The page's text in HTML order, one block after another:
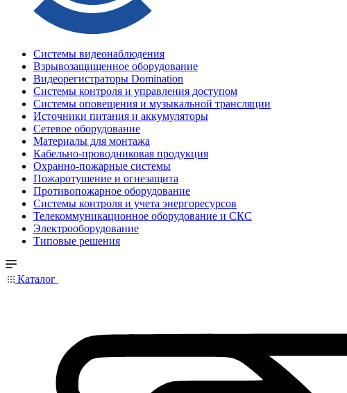
Системы видеонаблюдения
Взрывозащищенное оборудование
Видеорегистраторы Domination
Системы контроля и управления доступом
Системы оповещения и музыкальной трансляции
Источники питания и аккумуляторы
Сетевое оборудование
Материалы для монтажа
Кабельно-проводниковая продукция
Охранно-пожарные системы
Пожаротушение и огнезащита
Противопожарное оборудование
Системы контроля и учета энергоресурсов
Телекоммуникационное оборудование и СКС
Электрооборудование
Типовые решения
Каталог